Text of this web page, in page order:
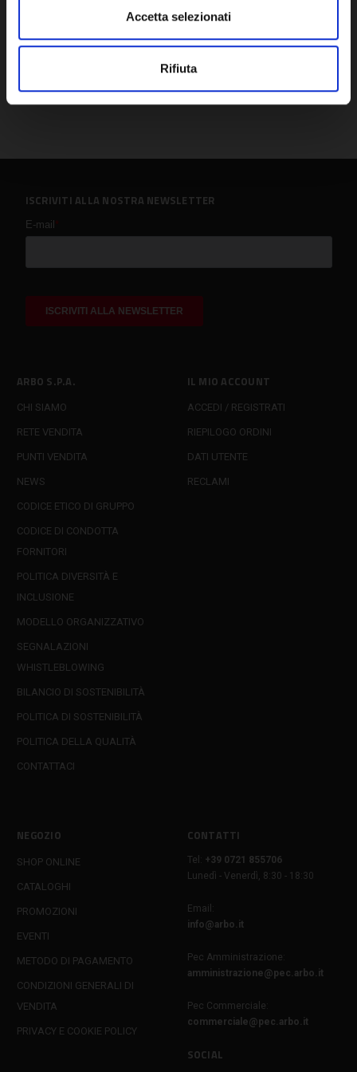
Accetta selezionati
Rifiuta
ARBO S.P.A.
CHI SIAMO
RETE VENDITA
PUNTI VENDITA
NEWS
CODICE ETICO DI GRUPPO
CODICE DI CONDOTTA
FORNITORI
POLITICA DIVERSITÀ E
INCLUSIONE
MODELLO ORGANIZZATIVO
SEGNALAZIONI
WHISTLEBLOWING
BILANCIO DI SOSTENIBILITÀ
POLITICA DI SOSTENIBILITÀ
POLITICA DELLA QUALITÀ
CONTATTACI
IL MIO ACCOUNT
ACCEDI / REGISTRATI
RIEPILOGO ORDINI
DATI UTENTE
RECLAMI
NEGOZIO
SHOP ONLINE
CATALOGHI
PROMOZIONI
EVENTI
METODO DI PAGAMENTO
CONDIZIONI GENERALI DI
VENDITA
PRIVACY E COOKIE POLICY
CONTATTI
Tel:
+39 0721 855706
Lunedì - Venerdì, 8:30 - 18:30
Email:
info@arbo.it
Pec Amministrazione:
amministrazione@pec.arbo.it
Pec Commerciale:
commerciale@pec.arbo.it
SOCIAL
ISCRIVITI ALLA NOSTRA NEWSLETTER